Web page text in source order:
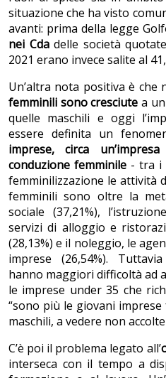
situazione che ha visto
avanti: prima della legge
nei Cdadelle società
2021 erano invece salite al
Un’altra nota positiva è che
femminili sono cresciute a
quelle maschili e oggi
essere definita un
imprese, circa
conduzione femminile - tra i
femminilizzazione le attività
femminili sono oltre la
sociale (37,21%),
servizi di alloggio e
(28,13%) e il noleggio, le
imprese (26,54%).
hanno maggiori difficoltà ad
le imprese under 35 che
“sono più le giovani
maschili, a vedere non
C’è poi il problema legato all’
interseca con il tempo a